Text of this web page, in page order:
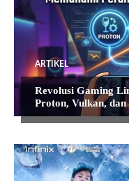
ARTIKEL
Revolusi Gaming
Proton, Vulkan, dan